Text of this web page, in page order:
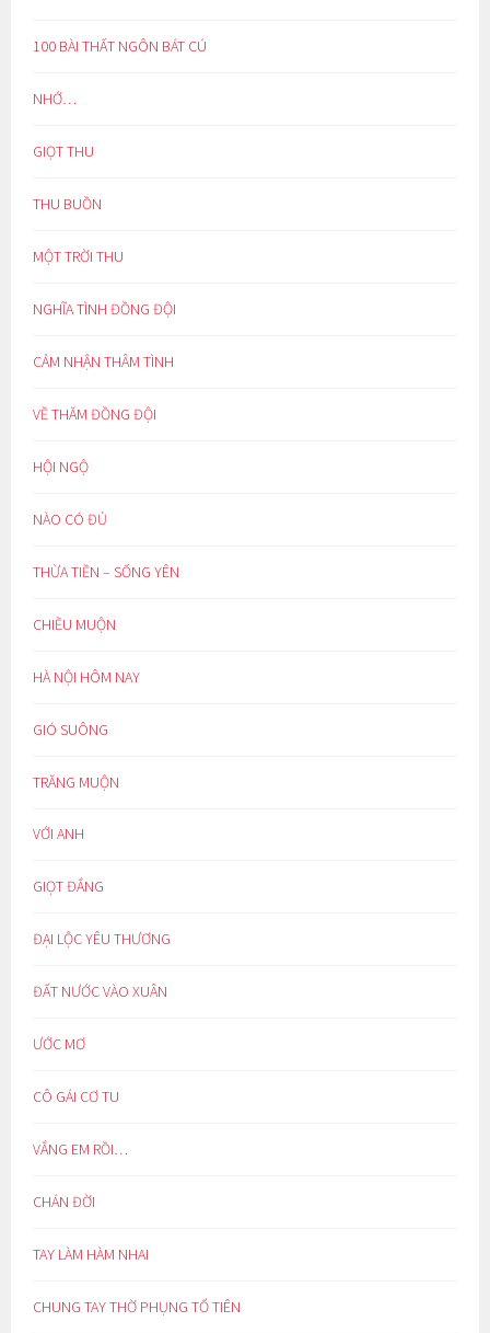
100 BÀI THẤT NGÔN BÁT CÚ
NHỚ…
GIỌT THU
THU BUỒN
MỘT TRỜI THU
NGHĨA TÌNH ĐỒNG ĐỘI
CẢM NHẬN THÂM TÌNH
VỀ THĂM ĐỒNG ĐỘI
HỘI NGỘ
NÀO CÓ ĐỦ
THỪA TIỀN – SỐNG YÊN
CHIỀU MUỘN
HÀ NỘI HÔM NAY
GIÓ SUÔNG
TRĂNG MUỘN
VỚI ANH
GIỌT ĐẮNG
ĐẠI LỘC YÊU THƯƠNG
ĐẤT NƯỚC VÀO XUÂN
ƯỚC MƠ
CÔ GÁI CƠ TU
VẮNG EM RỒI…
CHÁN ĐỜI
TAY LÀM HÀM NHAI
CHUNG TAY THỜ PHỤNG TỔ TIÊN